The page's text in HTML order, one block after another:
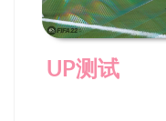
UP测试